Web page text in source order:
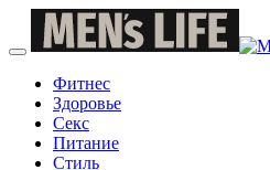
Фитнес
Здоровье
Секс
Питание
Стиль